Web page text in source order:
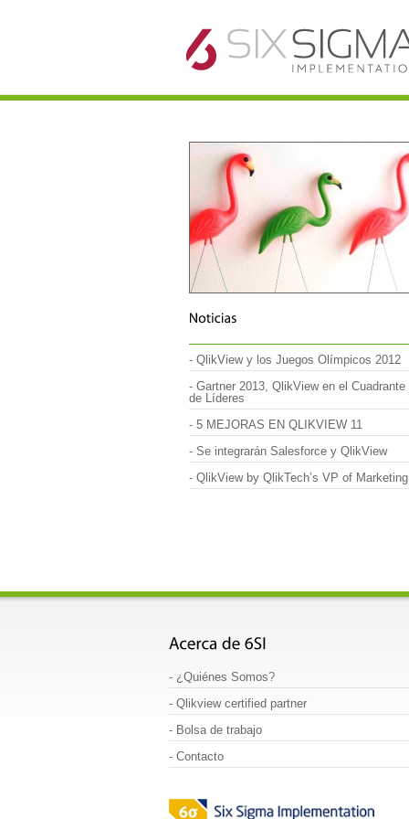
- QlikView y los Juegos Olímpicos 2012
- Gartner 2013, QlikView en el Cuadrante
de Líderes
- 5 MEJORAS EN QLIKVIEW 11
- Se integrarán Salesforce y QlikView
- QlikView by QlikTech’s VP of Marketing
- ¿Quiénes Somos?
- Qlikview certified partner
- Bolsa de trabajo
- Contacto